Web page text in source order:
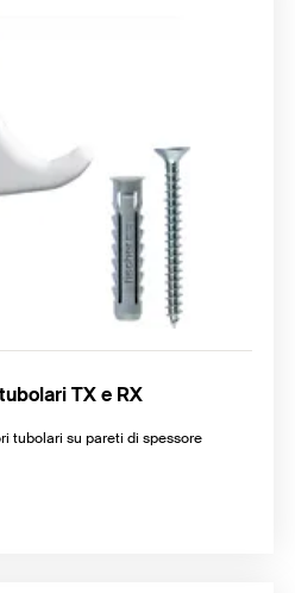
TX e RX
tubolari su pareti di spessore